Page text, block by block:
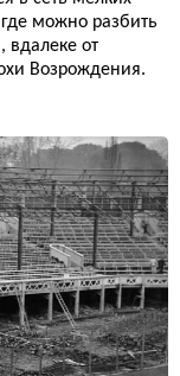
можно разбить
вдалеке от
Возрождения.